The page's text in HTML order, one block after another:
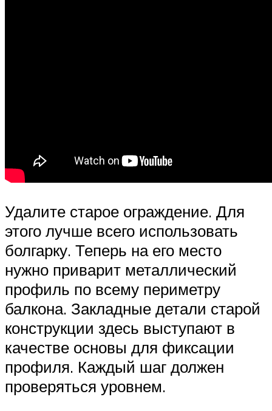
Удалите старое ограждение. Для
этого лучше всего использовать
болгарку. Теперь на его место
нужно приварит металлический
профиль по всему периметру
балкона. Закладные детали старой
конструкции здесь выступают в
качестве основы для фиксации
профиля. Каждый шаг должен
проверяться уровнем.